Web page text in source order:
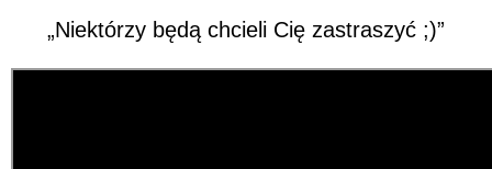
„Niektórzy będą chcieli Cię zastraszyć ;)”